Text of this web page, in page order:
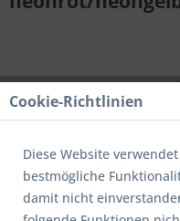
Cookie-Richtlinien
Diese Website
bestmögliche
damit nicht